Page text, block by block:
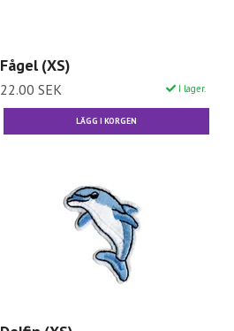
Fågel (XS)
22.00 SEK I lager.